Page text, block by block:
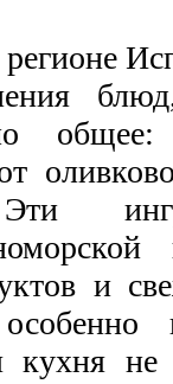
и
кухня